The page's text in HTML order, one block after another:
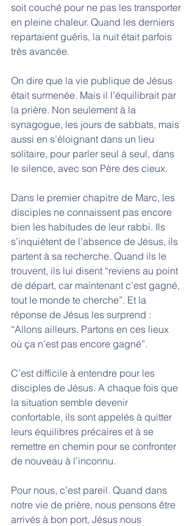
soit couché pour ne pas les transporter
en pleine chaleur. Quand les derniers
repartaient guéris, la nuit était parfois
très avancée.
On dire que la vie publique de Jésus
était surmenée. Mais il l’équilibrait par
la prière. Non seulement à la
synagogue, les jours de sabbats, mais
aussi en s’éloignant dans un lieu
solitaire, pour parler seul à seul, dans
le silence, avec son Père des cieux.
Dans le premier chapitre de Marc, les
disciples ne connaissent pas encore
bien les habitudes de leur rabbi. Ils
s’inquiètent de l’absence de Jésus, ils
partent à sa recherche. Quand ils le
trouvent, ils lui disent “reviens au point
de départ, car maintenant c’est gagné,
tout le monde te cherche”. Et la
réponse de Jésus les surprend :
“Allons ailleurs. Partons en ces lieux
où ça n’est pas encore gagné”.
C’est difficile à entendre pour les
disciples de Jésus. A chaque fois que
la situation semble devenir
confortable, ils sont appelés à quitter
leurs équilibres précaires et à se
remettre en chemin pour se confronter
de nouveau à l’inconnu.
Pour nous, c’est pareil. Quand dans
notre vie de prière, nous pensons être
arrivés à bon port, Jésus nous